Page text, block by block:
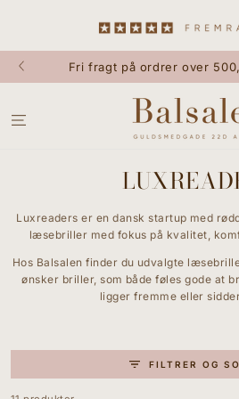
Fri fragt på ordrer over
Luxreaders er en dansk startup med
læsebriller med fokus på kvalitet,
Hos Balsalen finder du udvalgte
ønsker briller, som både føles gode at
ligger fremme eller
FILTRER OG